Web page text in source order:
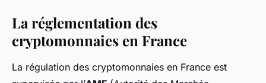
La réglementation des
cryptomonnaies en France
La régulation des cryptomonnaies en France est